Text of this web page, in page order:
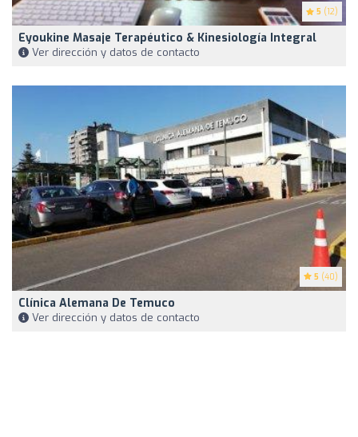
5 (12)
Eyoukine Masaje Terapéutico & Kinesiología Integral
Ver dirección y datos de contacto
5 (40)
Clínica Alemana De Temuco
Ver dirección y datos de contacto